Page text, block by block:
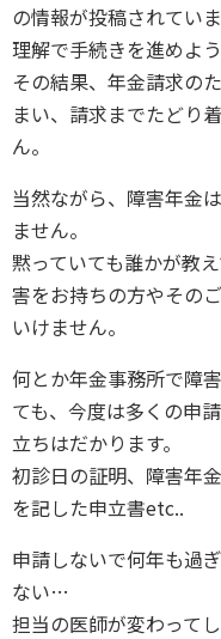
の情報が投稿されてい
理解で手続きを進めよ
その結果、年金請求の
まい、請求までたどり
ん。
当然ながら、障害年金
ません。
黙っていても誰かが教
害をお持ちの方やその
いけません。
何とか年金事務所で障
ても、今度は多くの申
立ちはだかります。
初診日の証明、障害年
を記した申立書etc..
申請しないで何年も過
ない…
担当の医師が変わって